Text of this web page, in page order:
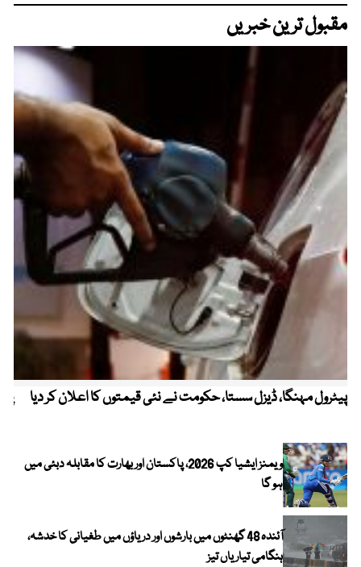
مقبول ترین خبریں
پیٹرول مہنگا، ڈیزل سستا، حکومت نے نئی قیمتوں کا اعلان کر دیا
ویمنز ایشیا کپ 2026، پاکستان اور بھارت کا مقابلہ دبئی میں
ہو گا
آئندہ 48 گھنٹوں میں بارشوں اور دریاؤں میں طغیانی کا خدشہ،
ہنگامی تیاریاں تیز